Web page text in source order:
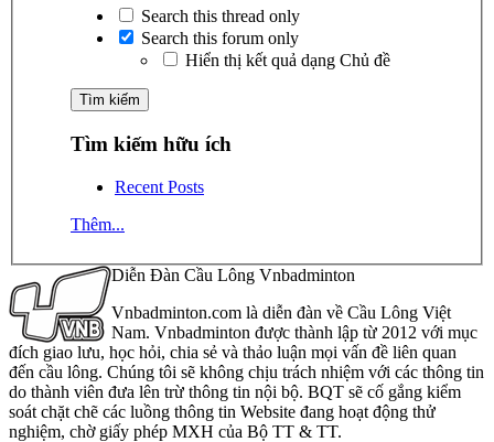
Search this thread only
Search this forum only
Hiển thị kết quả dạng Chủ đề
Tìm kiếm hữu ích
Recent Posts
Thêm...
Diễn Đàn Cầu Lông Vnbadminton
Vnbadminton.com là diễn đàn về Cầu Lông Việt
Nam. Vnbadminton được thành lập từ 2012 với mục
đích giao lưu, học hỏi, chia sẻ và thảo luận mọi vấn đề liên quan
đến cầu lông. Chúng tôi sẽ không chịu trách nhiệm với các thông tin
do thành viên đưa lên trừ thông tin nội bộ. BQT sẽ cố gắng kiểm
soát chặt chẽ các luồng thông tin Website đang hoạt động thử
nghiệm, chờ giấy phép MXH của Bộ TT & TT.